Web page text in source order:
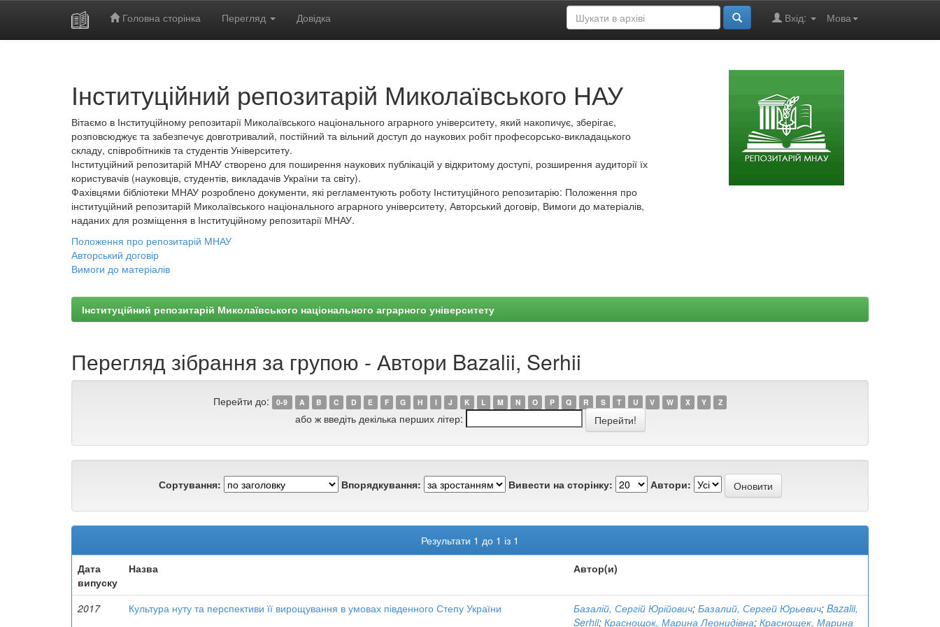
Головна сторінка Перегляд Довідка Мова
Вхід:
Інституційний репозитарій Миколаївського НАУ
Вітаємо в Інституційному репозитарії Миколаївського національного аграрного університету, який накопичує, зберігає,
розповсюджує та забезпечує довготривалий, постійний та вільний доступ до наукових робіт професорсько-викладацького
складу, співробітників та студентів Університету.
Інституційний репозитарій МНАУ створено для поширення наукових публікацій у відкритому доступі, розширення аудиторії їх
користувачів (науковців, студентів, викладачів України та світу).
Фахівцями бібліотеки МНАУ розроблено документи, які регламентують роботу Інституційного репозитарію: Положення про
інституційний репозитарій Миколаївського національного аграрного університету, Авторський договір, Вимоги до матеріалів,
наданих для розміщення в Інституційному репозитарії МНАУ.
Положення про репозитарій МНАУ
Авторський договір
Вимоги до матеріалів
Інституційний репозитарій Миколаївського національного аграрного університету
Перегляд зібрання за групою - Автори Bazalii, Serhii
Перейти до: 0-9 A B C D E F G H I J K L M N O P Q R S T U V W X Y Z
або ж введіть декілька перших літер:
Сортування: Впорядкування: Вивести на сторінку: Автори:
Результати 1 до 1 із 1
Дата
випуску
Назва Автор(и)
2017 Культура нуту та перспективи її вирощування в умовах південного Степу України Базалій, Сергій Юрійович; Базалий, Сергей Юрьевич; Bazalii,
Serhii; Краснощок, Марина Леонидівна; Краснощек, Марина